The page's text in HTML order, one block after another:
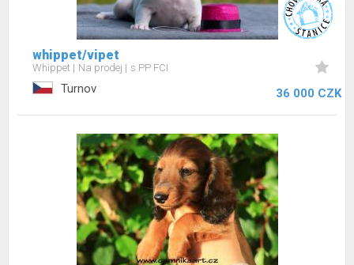
whippet/vipet
Whippet Na prodej s PP FCI
Turnov 36 000 CZK